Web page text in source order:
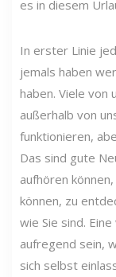
es in diesem
In erster Linie
jemals haben
haben. Viele von
außerhalb von
funktionieren,
Das sind gute
aufhören
können, zu
wie Sie sind.
aufregend sein,
sich selbst